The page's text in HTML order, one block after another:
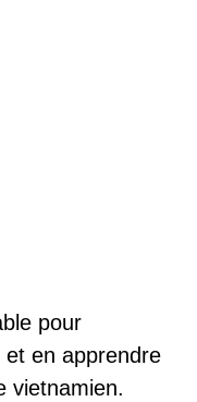
pour
et en apprendre
vietnamien.